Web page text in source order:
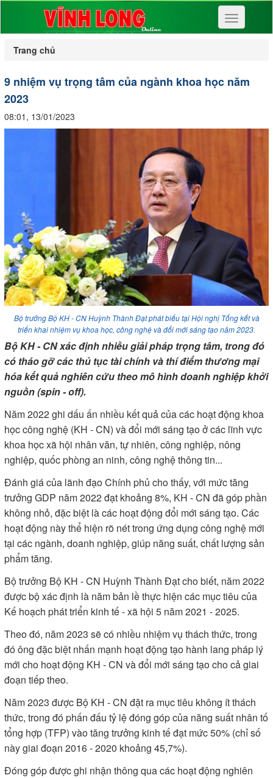
Toggle
navigation
Trang chủ
9 nhiệm vụ trọng tâm của ngành khoa học năm
2023
08:01, 13/01/2023
Bộ trưởng Bộ KH - CN Huỳnh Thành Đạt phát biểu tại Hội nghị Tổng kết và
triển khai nhiệm vụ khoa học, công nghệ và đổi mới sáng tạo năm 2023.
Bộ KH - CN xác định nhiều giải pháp trọng tâm, trong đó
có tháo gỡ các thủ tục tài chính và thí điểm thương mại
hóa kết quả nghiên cứu theo mô hình doanh nghiệp khởi
nguồn (spin - off).
Năm 2022 ghi dấu ấn nhiều kết quả của các hoạt động khoa
học công nghệ (KH - CN) và đổi mới sáng tạo ở các lĩnh vực
khoa học xã hội nhân văn, tự nhiên, công nghiệp, nông
nghiệp, quốc phòng an ninh, công nghệ thông tin...
Đánh giá của lãnh đạo Chính phủ cho thấy, với mức tăng
trưởng GDP năm 2022 đạt khoảng 8%, KH - CN đã góp phần
không nhỏ, đặc biệt là các hoạt động đổi mới sáng tạo. Các
hoạt động này thể hiện rõ nét trong ứng dụng công nghệ mới
tại các ngành, doanh nghiệp, giúp năng suất, chất lượng sản
phẩm tăng.
Bộ trưởng Bộ KH - CN Huỳnh Thành Đạt cho biết, năm 2022
được bộ xác định là năm bản lề thực hiện các mục tiêu của
Kế hoạch phát triển kinh tế - xã hội 5 năm 2021 - 2025.
Theo đó, năm 2023 sẽ có nhiều nhiệm vụ thách thức, trong
đó ông đặc biệt nhấn mạnh hoạt động tạo hành lang pháp lý
mới cho hoạt động KH - CN và đổi mới sáng tạo cho cả giai
đoạn tiếp theo.
Năm 2023 được Bộ KH - CN đặt ra mục tiêu không ít thách
thức, trong đó phấn đấu tỷ lệ đóng góp của năng suất nhân tố
tổng hợp (TFP) vào tăng trưởng kinh tế đạt mức 50% (chỉ số
này giai đoạn 2016 - 2020 khoảng 45,7%).
Đóng góp được ghi nhận thông qua các hoạt động nghiên